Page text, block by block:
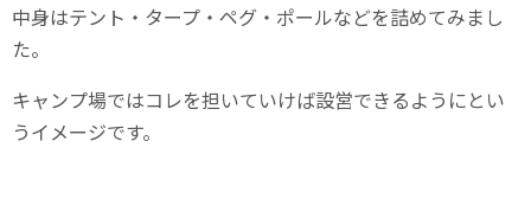
中身はテント・タープ・ペグ・ポールなどを詰めてみまし
た。
キャンプ場ではコレを担いていけば設営できるようにとい
うイメージです。